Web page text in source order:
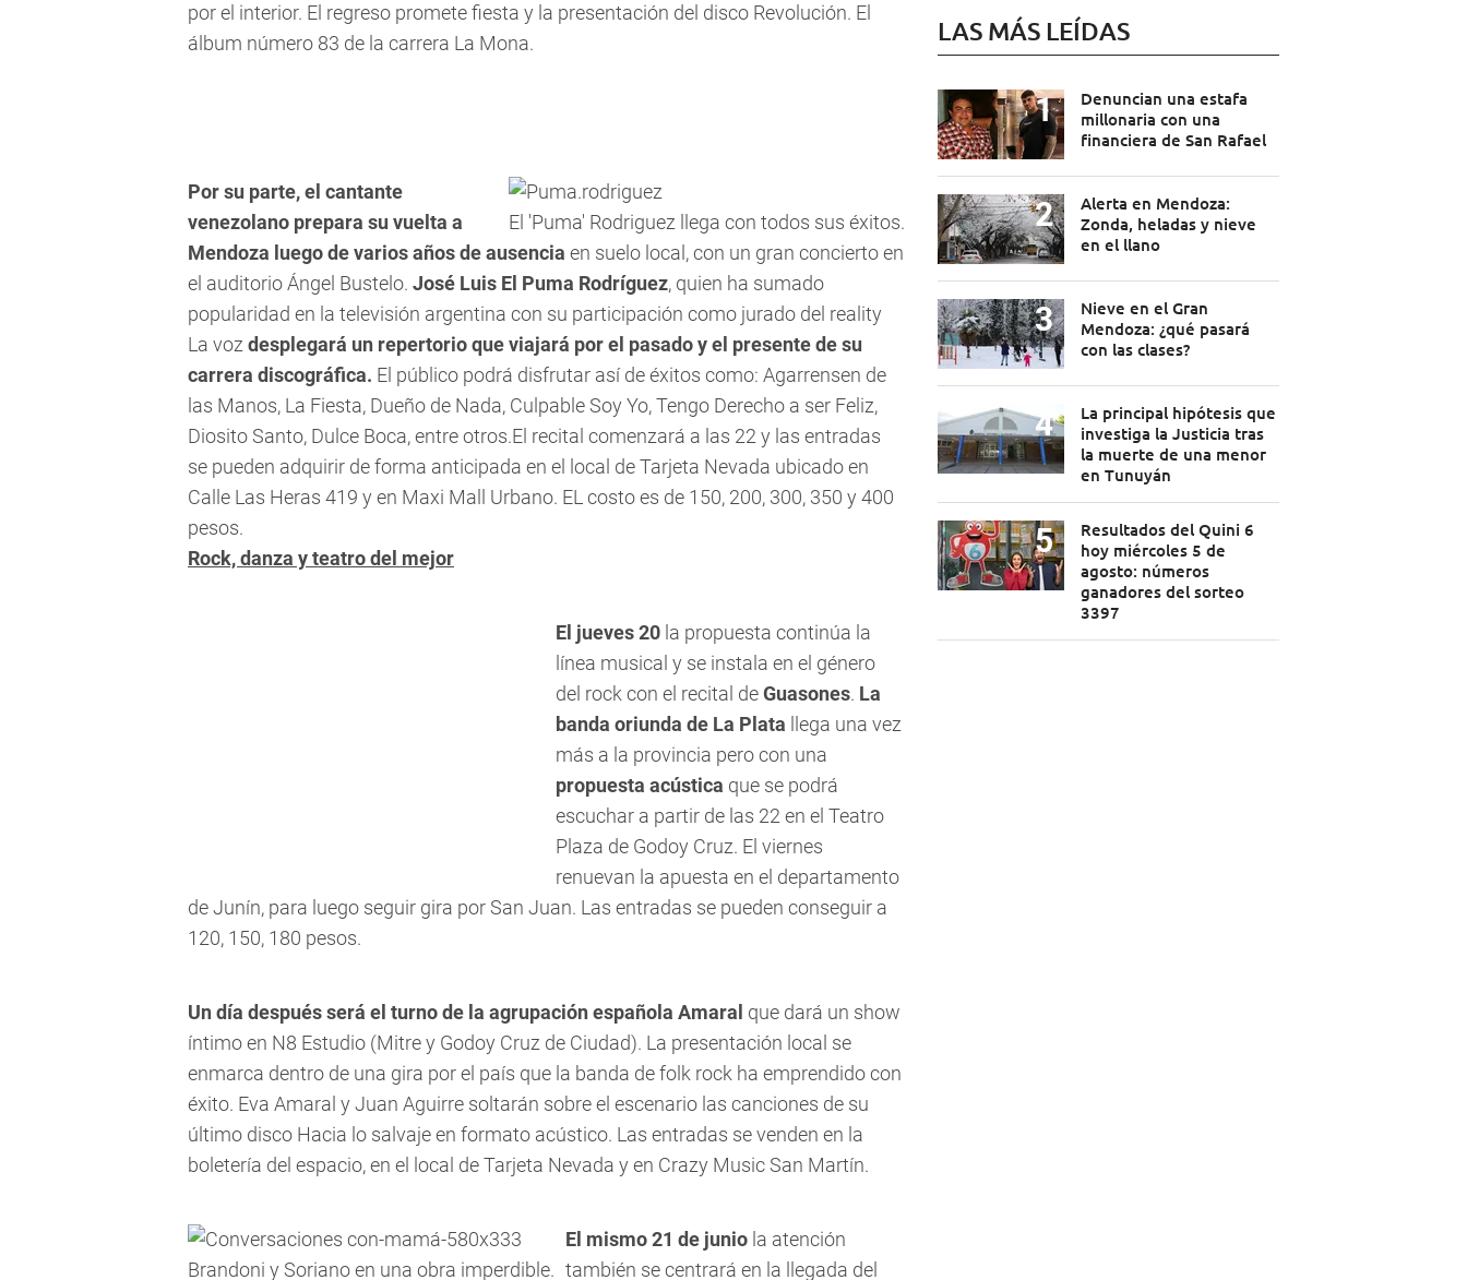
por el interior. El regreso promete fiesta y la presentación del disco Revolución. El
álbum número 83 de la carrera La Mona.
El 'Puma' Rodriguez llega con todos sus éxitos.
Por su parte, el cantante
venezolano prepara su vuelta a
Mendoza luego de varios años de ausencia en suelo local, con un gran concierto en
el auditorio Ángel Bustelo. José Luis El Puma Rodríguez, quien ha sumado
popularidad en la televisión argentina con su participación como jurado del reality
La voz desplegará un repertorio que viajará por el pasado y el presente de su
carrera discográfica. El público podrá disfrutar así de éxitos como: Agarrensen de
las Manos, La Fiesta, Dueño de Nada, Culpable Soy Yo, Tengo Derecho a ser Feliz,
Diosito Santo, Dulce Boca, entre otros.El recital comenzará a las 22 y las entradas
se pueden adquirir de forma anticipada en el local de Tarjeta Nevada ubicado en
Calle Las Heras 419 y en Maxi Mall Urbano. EL costo es de 150, 200, 300, 350 y 400
pesos.
Rock, danza y teatro del mejor
El jueves 20 la propuesta continúa la
línea musical y se instala en el género
del rock con el recital deGuasones. La
banda oriunda de La Plata llega una vez
más a la provincia pero con una
propuesta acústica que se podrá
escuchar a partir de las 22 en el Teatro
Plaza de Godoy Cruz. El viernes
renuevan la apuesta en el departamento
de Junín, para luego seguir gira por San Juan. Las entradas se pueden conseguir a
120, 150, 180 pesos.
Un día después será el turno de la agrupación española Amaral que dará un show
íntimo en N8 Estudio (Mitre y Godoy Cruz de Ciudad). La presentación local se
enmarca dentro de una gira por el país que la banda de folk rock ha emprendido con
éxito. Eva Amaral y Juan Aguirre soltarán sobre el escenario las canciones de su
último disco Hacia lo salvaje en formato acústico. Las entradas se venden en la
boletería del espacio, en el local de Tarjeta Nevada y en Crazy Music San Martín.
Brandoni y Soriano en una obra imperdible.
El mismo 21 de junio la atención
también se centrará en la llegada del
LAS MÁS LEÍDAS
Denuncian una estafa
millonaria con una
financiera de San Rafael
Alerta en Mendoza:
Zonda, heladas y nieve
en el llano
Nieve en el Gran
Mendoza: ¿qué pasará
con las clases?
La principal hipótesis que
investiga la Justicia tras
la muerte de una menor
en Tunuyán
Resultados del Quini 6
hoy miércoles 5 de
agosto: números
ganadores del sorteo
3397